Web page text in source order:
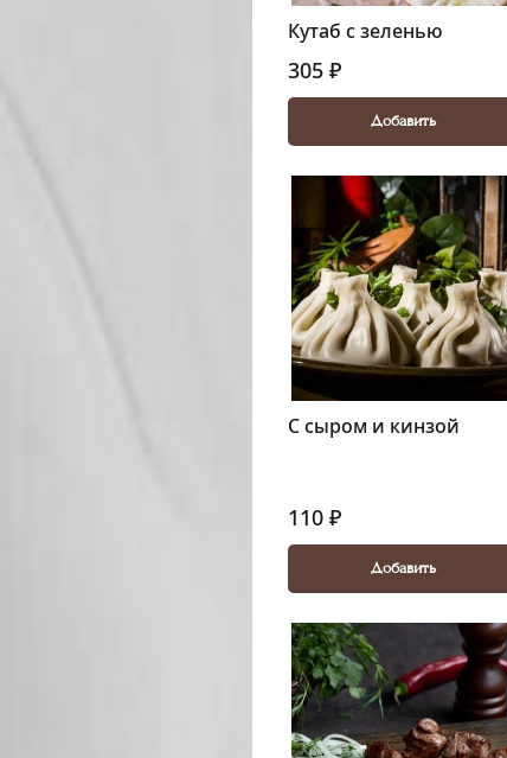
Кутаб с зеленью
305 ₽
Добавить
С сыром и кинзой
110 ₽
Добавить